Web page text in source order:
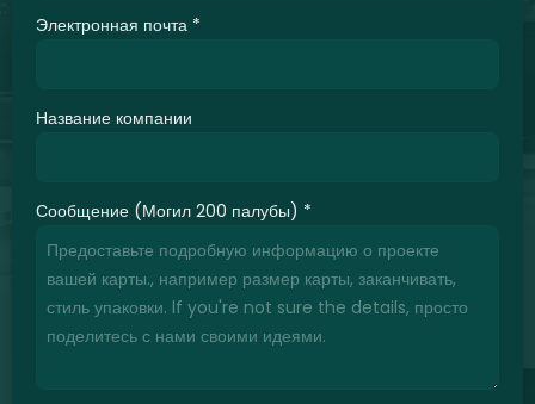
Электронная почта *
Название компании
Сообщение (Могил 200 палубы) *